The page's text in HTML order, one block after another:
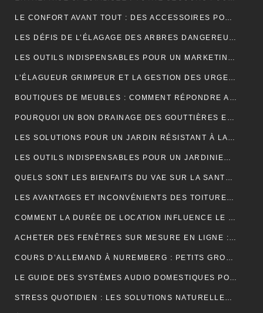
LE CONFORT AVANT TOUT : DES ACCESSOIRES POUR JOUER PENDANT DES HEURES
LES DÉFIS DE L’ÉLAGAGE DES ARBRES DANGEREUX EN MILIEU RÉSIDENTIEL
LES OUTILS INDISPENSABLES POUR UN MARKETING DIGITAL RÉUSSI
L’ÉLAGUEUR GRIMPEUR ET LA GESTION DES URGENCES SUR LES ARBRES DANGEREUX
BOUTIQUES DE MEUBLES : COMMENT RÉPONDRE AUX EXIGENCES DES CLIENTS POINTILLEUX ?
POURQUOI UN BON DRAINAGE DES GOUTTIÈRES EST ESSENTIEL POUR VOTRE MAISON ?
LES SOLUTIONS POUR UN JARDIN RÉSISTANT À LA SÉCHERESSE
LES OUTILS INDISPENSABLES POUR UN JARDINIER PROFESSIONNEL
QUELS SONT LES BIENFAITS DU VAE SUR LA SANTÉ ?
LES AVANTAGES ET INCONVÉNIENTS DES TOITURES EN BARDEAUX
COMMENT LA DURÉE DE LOCATION INFLUENCE LE PRIX D’UNE BENNE ?
ACHETER DES FENÊTRES SUR MESURE EN LIGNE : GUIDE ET ASTUCES
COURS D’ALLEMAND À NUREMBERG : PETITS GROUPES, PROFESSEURS EXPÉRIMENTÉS, AMBIANCE CONVIVIALE
LE GUIDE DES SYSTÈMES AUDIO DOMESTIQUES POUR LES DÉBUTANTS
STRESS QUOTIDIEN : LES SOLUTIONS NATURELLES POUR RETROUVER VITALITÉ ET BIEN-ÊTRE